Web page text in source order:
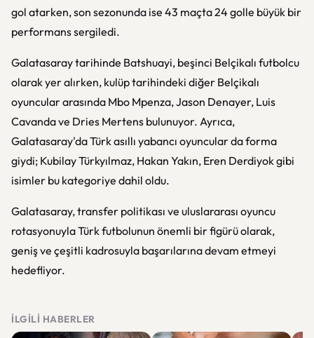
gol atarken, son sezonunda ise 43 maçta 24 golle büyük bir
performans sergiledi.
Galatasaray tarihinde Batshuayi, beşinci Belçikalı futbolcu
olarak yer alırken, kulüp tarihindeki diğer Belçikalı
oyuncular arasında Mbo Mpenza, Jason Denayer, Luis
Cavanda ve Dries Mertens bulunuyor. Ayrıca,
Galatasaray'da Türk asıllı yabancı oyuncular da forma
giydi; Kubilay Türkyılmaz, Hakan Yakın, Eren Derdiyok gibi
isimler bu kategoriye dahil oldu.
Galatasaray, transfer politikası ve uluslararası oyuncu
rotasyonuyla Türk futbolunun önemli bir figürü olarak,
geniş ve çeşitli kadrosuyla başarılarına devam etmeyi
hedefliyor.
İLGILI HABERLER